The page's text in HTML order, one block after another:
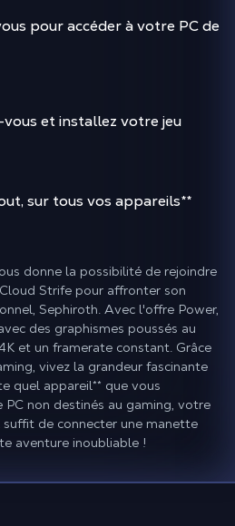
pour accéder à votre PC de
et installez votre jeu
sur tous vos appareils**
donne la possibilité de rejoindre
Strife pour affronter son
Sephiroth. Avec l'offre Power,
des graphismes poussés au
et un framerate constant. Grâce
vivez la grandeur fascinante
quel appareil** que vous
non destinés au gaming, votre
de connecter une manette
aventure inoubliable !